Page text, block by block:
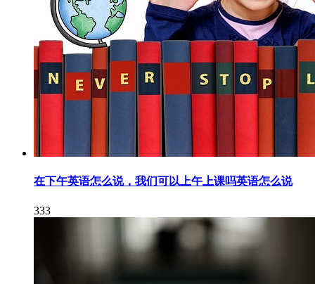
在下午英语怎么说，我们可以上午上课吗英语怎么说
333